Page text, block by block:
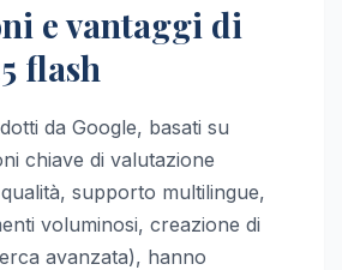
e vantaggi di
flash
da Google, basati su
chiave di valutazione
supporto multilingue,
voluminosi, creazione di
avanzata), hanno